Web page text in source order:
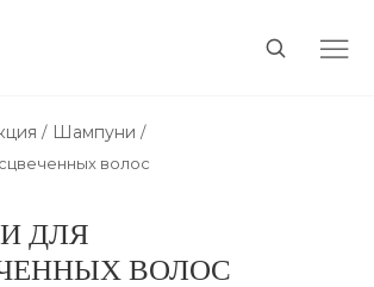
Шампуни
волос
ДЛЯ
ВОЛОС